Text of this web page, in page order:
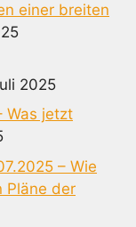
einer breiten
2025
Was jetzt
– Wie
Pläne der